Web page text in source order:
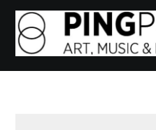
Skip
content